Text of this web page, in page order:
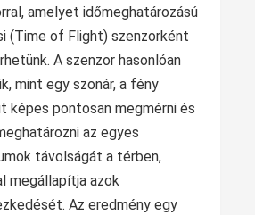
amelyet időmeghatározású
(Time of Flight) szenzorként
A szenzor hasonlóan
mint egy szonár, a fény
képes pontosan megmérni és
az egyes
távolságát a térben,
megállapítja azok
Az eredmény egy